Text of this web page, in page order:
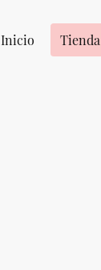
Inicio Tienda